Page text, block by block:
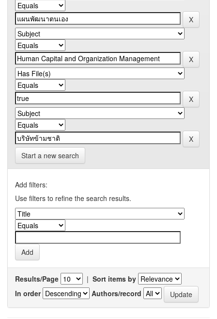
Start a new search
Add filters:
Use filters to refine the search results.
Results/Page | Sort items by
In order
Authors/record